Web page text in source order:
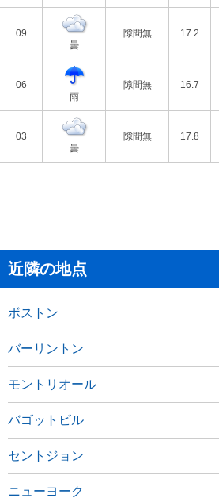
09
曇
隙間無 17.2
06
雨
隙間無 16.7
03
曇
隙間無 17.8
近隣の地点
ボストン
バーリントン
モントリオール
バゴットビル
セントジョン
ニューヨーク